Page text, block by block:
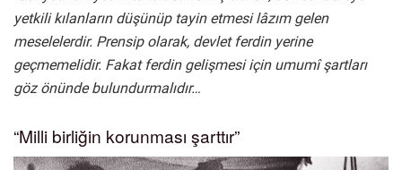
yetkili kılanların düşünüp tayin etmesi lâzım gelen
meselelerdir. Prensip olarak, devlet ferdin yerine
geçmemelidir. Fakat ferdin gelişmesi için umumî şartları
göz önünde bulundurmalıdır…
“Milli birliğin korunması şarttır”